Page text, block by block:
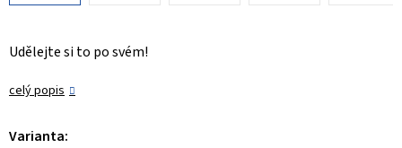
Udělejte si to po svém!
celý popis
Varianta: